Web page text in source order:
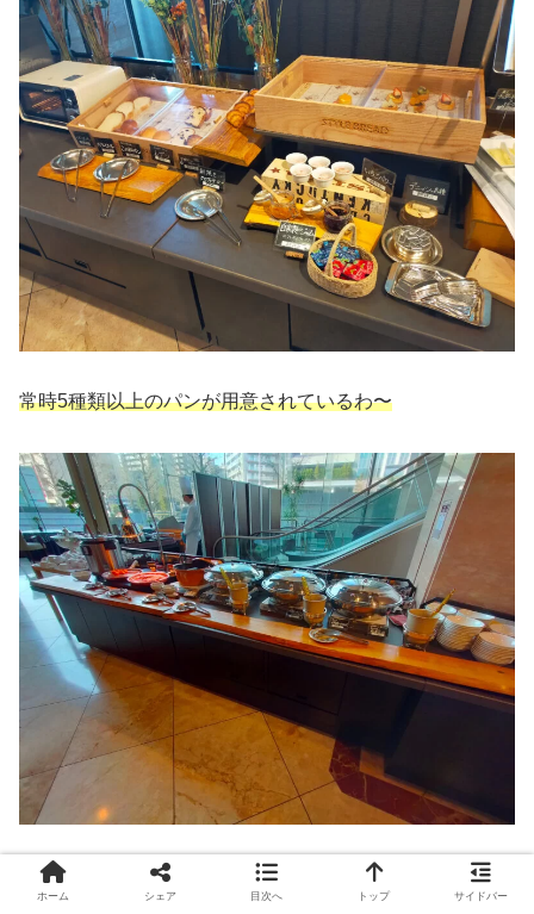
常時5種類以上のパンが用意されているわ〜
つづいて、 洋食・中華おかずゾーン！
ホーム シェア 目次へ トップ サイドバー